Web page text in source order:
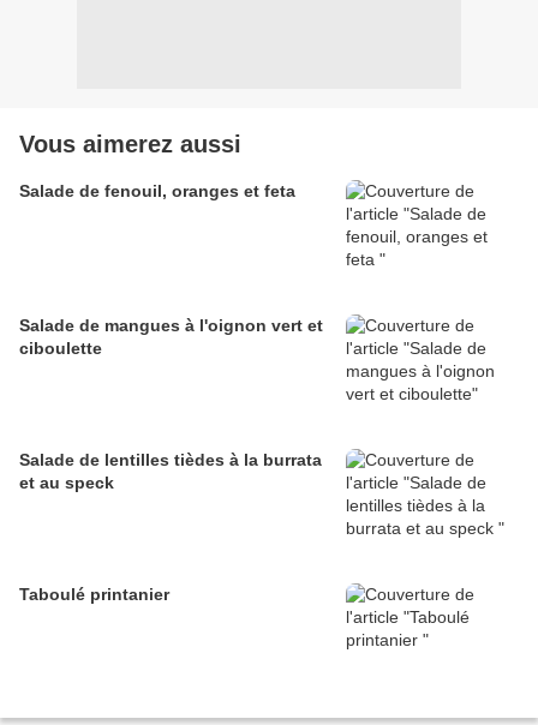
Vous aimerez aussi
Salade de fenouil, oranges et feta
Salade de mangues à l'oignon vert et
ciboulette
Salade de lentilles tièdes à la burrata
et au speck
Taboulé printanier